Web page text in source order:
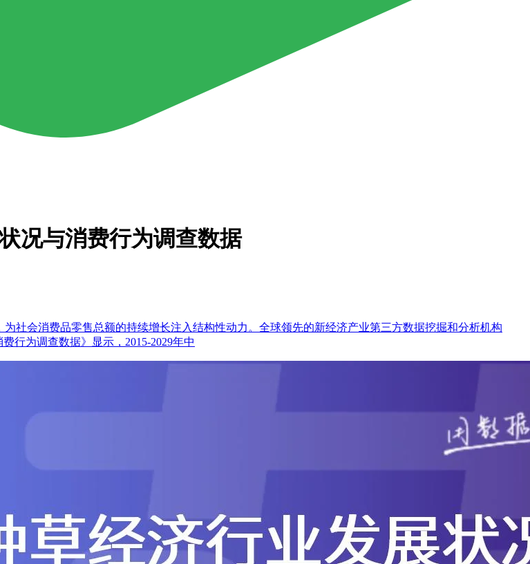
况与消费行为调查数据
社会消费品零售总额的持续增长注入结构性动力。全球领先的新经济产业第三方数据挖掘和分析机构
行为调查数据》显示，2015-2029年中